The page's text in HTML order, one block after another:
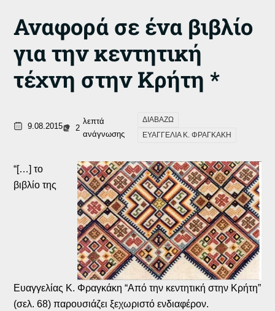
Αναφορά σε ένα βιβλίο
για την κεντητική
τέχνη στην Κρήτη *
9.08.2015 2
λεπτά
ανάγνωσης
ΔΙΑΒΑΖΩ
ΕΥΑΓΓΕΛΙΑ Κ. ΦΡΑΓΚΑΚΗ
“[…] το
βιβλίο της
Ευαγγελίας Κ. Φραγκάκη “Από την κεντητική στην Κρήτη”
(σελ. 68) παρουσιάζει ξεχωριστό ενδιαφέρον.